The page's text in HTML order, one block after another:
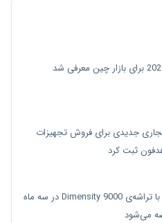
جدیدی برای فروش تجهیزات
ثبت کرد
وان‌پلاس ۱۰R با تراشه‌ی Dimensity 9000 در سه ماه